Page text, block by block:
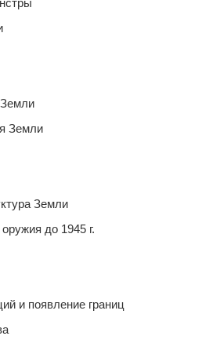
Земли
Земли
до 1945 г.
и появление границ